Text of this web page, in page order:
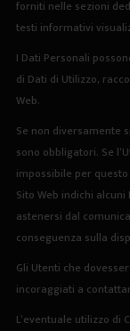
forniti nelle sezioni
testi informativi
I Dati Personali
di Dati di Utilizzo,
Web.
Se non diversamente
sono obbligatori. Se
impossibile per
Sito Web indichi
astenersi dal
conseguenza sulla
Gli Utenti che
incoraggiati a
L’eventuale utilizzo di